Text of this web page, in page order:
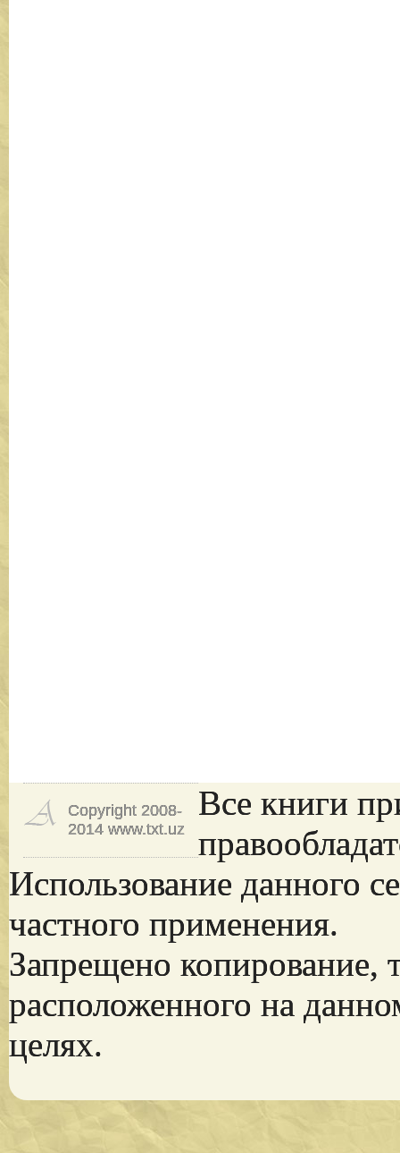
Copyright 2008-
2014 www.txt.uz
Все книги
Использование данного
частного применения.
Запрещено копирование,
расположенного на
целях.